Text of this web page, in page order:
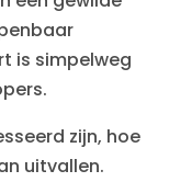
is simpelweg
zijn, hoe
uitvallen.